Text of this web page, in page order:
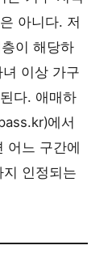
아니다. 저
이 해당하
이상 가구
다. 애매하
에서
어느 구간에
인정되는